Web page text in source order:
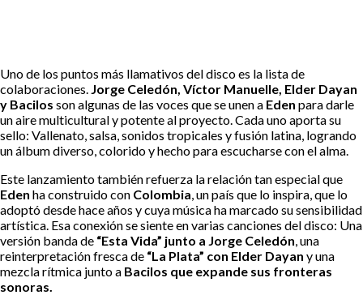
Uno de los puntos más llamativos del disco es la lista de
colaboraciones. Jorge Celedón, Víctor Manuelle, Elder Dayan
y Bacilos son algunas de las voces que se unen a Eden para darle
un aire multicultural y potente al proyecto. Cada uno aporta su
sello: Vallenato, salsa, sonidos tropicales y fusión latina, logrando
un álbum diverso, colorido y hecho para escucharse con el alma.
Este lanzamiento también refuerza la relación tan especial que
Eden ha construido con Colombia, un país que lo inspira, que lo
adoptó desde hace años y cuya música ha marcado su sensibilidad
artística. Esa conexión se siente en varias canciones del disco: Una
versión banda de “Esta Vida” junto a Jorge Celedón, una
reinterpretación fresca de “La Plata” con Elder Dayan y una
mezcla rítmica junto a Bacilos que expande sus fronteras
sonoras.